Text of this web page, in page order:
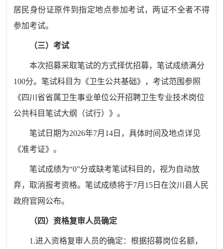
居民身份证原件到指定地点参加考试，两证不全者不得
参加考试。
（三）考试
本次招募采取笔试的方式择优招募，笔试成绩满分
100分。笔试科目为《卫生公共基础》，考试范围参照
《四川省省属卫生事业单位公开招聘卫生专业技术岗位
公共科目笔试大纲（试行）》。
笔试日期为2026年7月 14 日，具体时间及地点详见
《准考证》。
笔试成绩为“0”分或缺考笔试科目的，视为自动放
弃，取消报考资格。笔试成绩将于7月 15 日在汶川县人民
政府官网 公布。
（四）资格复审人员确定
1.进入资格复审人员的确定：根据招募岗位名额，